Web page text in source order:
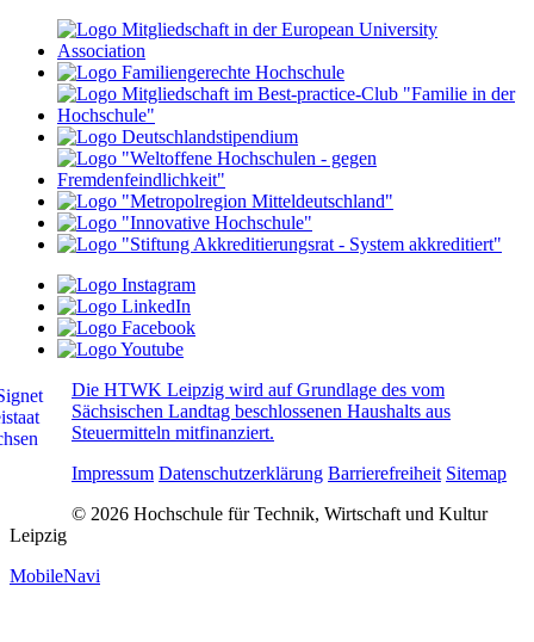
Die HTWK Leipzig wird auf Grundlage des vom
Sächsischen Landtag beschlossenen Haushalts aus
Steuermitteln mitfinanziert.
Impressum Datenschutzerklärung Barrierefreiheit Sitemap
© 2026 Hochschule für Technik, Wirtschaft und Kultur
Leipzig
MobileNavi